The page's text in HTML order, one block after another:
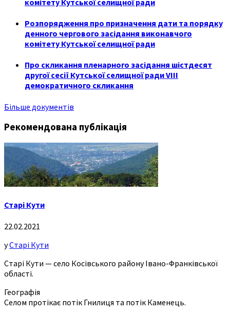
Розпорядження про призначення дати та порядку
денного чергового засідання виконавчого
комітету Кутської селищної ради
Про скликання пленарного засідання шістдесят
другої сесії Кутської селищної ради VIII
демократичного скликання
Більше документів
Рекомендована публікація
Старі Кути
22.02.2021
уСтарі Кути
Старі Кути — село Косівського району Івано-Франківської
області.
Географія
Селом протікає потік Гнилиця та потік Каменець.